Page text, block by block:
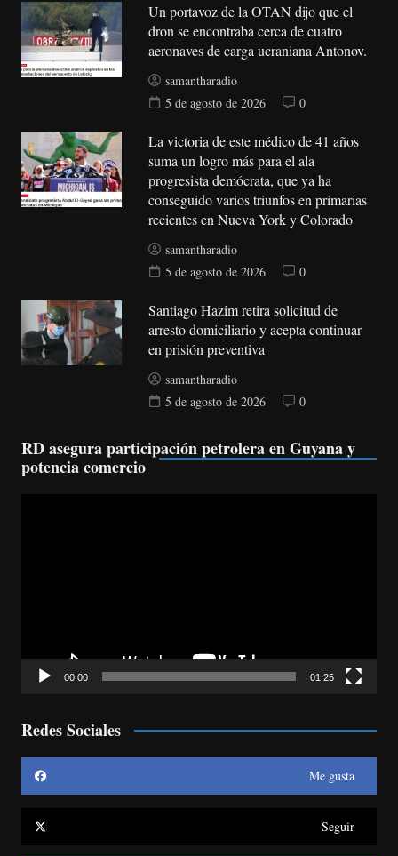
Un portavoz de la OTAN dijo que el
dron se encontraba cerca de cuatro
aeronaves de carga ucraniana Antonov.
samantharadio
5 de agosto de 2026
0
La victoria de este médico de 41 años
suma un logro más para el ala
progresista demócrata, que ya ha
conseguido varios triunfos en primarias
recientes en Nueva York y Colorado
samantharadio
5 de agosto de 2026
0
Santiago Hazim retira solicitud de
arresto domiciliario y acepta continuar
en prisión preventiva
samantharadio
5 de agosto de 2026
0
RD asegura participación petrolera en Guyana y
potencia comercio
00:00 01:25
Redes Sociales
Me gusta
Seguir